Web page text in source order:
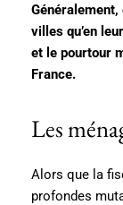
villes qu’en
et le pourtour
France.
Les
Alors que la
profondes